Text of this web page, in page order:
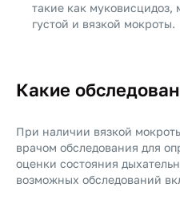
такие как муковисцидоз,
густой и вязкой мокроты.
Какие
При наличии вязкой
врачом обследования для
оценки состояния
возможных обследований